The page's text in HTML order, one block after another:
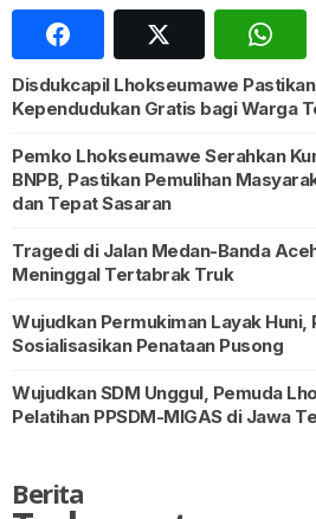
Disdukcapil Lhokseumawe
Kependudukan Gratis bagi Warga
Pemko Lhokseumawe Serahkan
BNPB, Pastikan Pemulihan
dan Tepat Sasaran
Tragedi di Jalan Medan-Banda
Meninggal Tertabrak Truk
Wujudkan Permukiman Layak
Sosialisasikan Penataan Pusong
Wujudkan SDM Unggul, Pemuda
Pelatihan PPSDM-MIGAS di Jawa
Berita